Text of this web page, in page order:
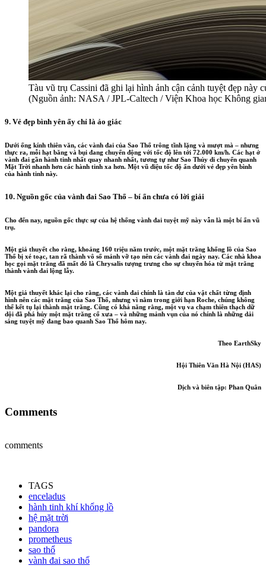
Tàu vũ trụ Cassini đã ghi lại hình ảnh cận cảnh tuyệt đẹp này
(Nguồn ảnh: NASA / JPL-Caltech / Viện Khoa học Không
9. Vẻ đẹp bình yên ấy chỉ là ảo giác
Dưới ống kính thiên văn, các vành đai của Sao Thổ trông tĩnh lặng và mượt mà – nhưng
thực ra, mỗi hạt băng và bụi đang chuyển động với tốc độ lên tới 72.000 km/h. Các hạt ở
vành đai gần hành tinh nhất quay nhanh nhất, tương tự như Sao Thủy di chuyển quanh
Mặt Trời nhanh hơn các hành tinh xa hơn. Một vũ điệu tốc độ ẩn dưới vẻ đẹp yên bình
của hành tinh này.
10. Nguồn gốc của vành đai Sao Thổ – bí ẩn chưa có lời giải
Cho đến nay, nguồn gốc thực sự của hệ thống vành đai tuyệt mỹ này vẫn là một bí ẩn vũ
trụ.
Một giả thuyết cho rằng, khoảng 160 triệu năm trước, một mặt trăng khổng lồ của Sao
Thổ bị xé toạc, tan rã thành vô số mảnh vỡ tạo nên các vành đai ngày nay. Các nhà khoa
học gọi mặt trăng đã mất đó là Chrysalis tượng trưng cho sự chuyển hóa từ mặt trăng
thành vành đai lộng lẫy.
Một giả thuyết khác lại cho rằng, các vành đai chính là tàn dư của vật chất từng định
hình nên các mặt trăng của Sao Thổ, nhưng vì nằm trong giới hạn Roche, chúng không
thể kết tụ lại thành mặt trăng. Cũng có khả năng rằng, một vụ va chạm thiên thạch dữ
dội đã phá hủy một mặt trăng cổ xưa – và những mảnh vụn của nó chính là những dải
sáng tuyệt mỹ đang bao quanh Sao Thổ hôm nay.
Theo EarthSky
Hội Thiên Văn Hà Nội (HAS)
Dịch và biên tập: Phan Quân
Comments
comments
TAGS
enceladus
hành tinh khí khổng lồ
hệ mặt trời
pandora
prometheus
sao thổ
vành đai sao thổ